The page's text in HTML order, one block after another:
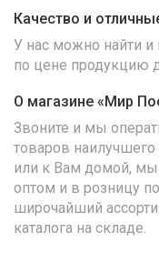
Качество и
У нас можно найти
по цене продукцию
О магазине «Мир
Звоните и мы
товаров
или к Вам домой, мы
оптом и в розницу
широчайший
каталога на складе.